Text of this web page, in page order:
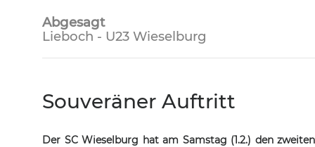
Abgesagt
Lieboch - U23 Wieselburg
Souveräner Auftritt
Der SC Wieselburg hat am Samstag (1.2.) den zweiten